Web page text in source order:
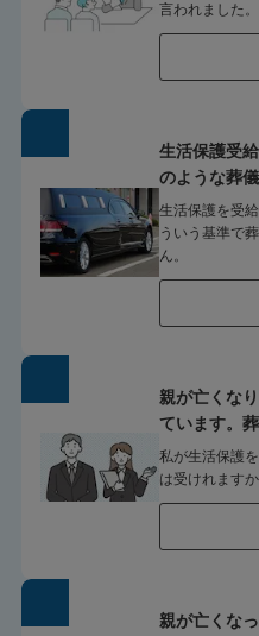
言われました。
生活保護受
のような葬
生活保護を受
ういう基準で
ん。
親が亡くな
ています。
私が生活保護
は受けれます
親が亡くな